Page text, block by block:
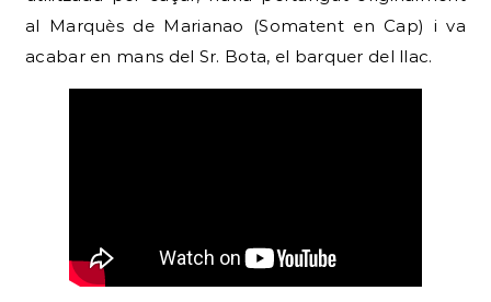
al Marquès de Marianao (Somatent en Cap) i va
acabar en mans del Sr. Bota, el barquer del llac.